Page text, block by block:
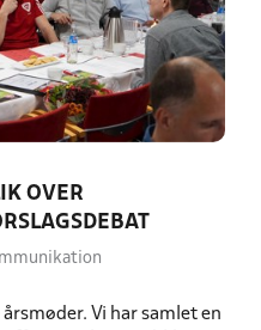
OVER
Vi har samlet en